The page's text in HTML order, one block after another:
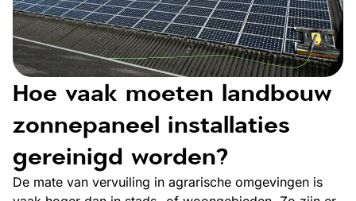
Hoe vaak moeten landbouw
zonnepaneel installaties
gereinigd worden?
De mate van vervuiling in agrarische omgevingen is